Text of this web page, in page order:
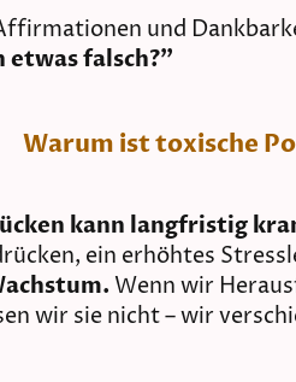
und
etwas falsch?"
Warum ist toxische
kann langfristig
ein erhöhtes
Wenn wir
wir sie nicht – wir